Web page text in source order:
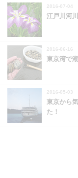
2016-07-04
江戸川河
2016-06-16
東京湾で
2016-05-03
東京から
た！